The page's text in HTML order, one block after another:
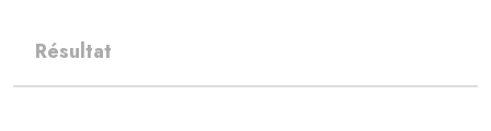
Résultat